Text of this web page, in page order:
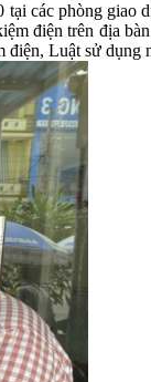
các phòng giao
điện trên địa
Luật sử dụng